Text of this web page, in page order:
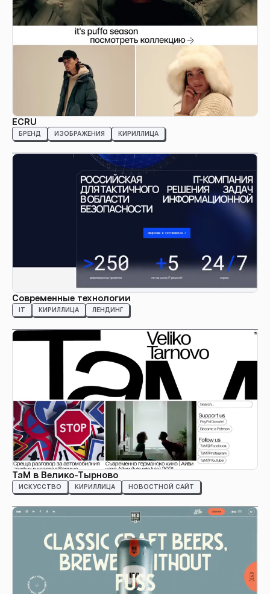
ECRU
БРЕНД ИЗОБРАЖЕНИЯ КИРИЛЛИЦА
Современные технологии
IT КИРИЛЛИЦА ЛЕНДИНГ
ТаМ в Велико-Тырново
ИСКУССТВО КИРИЛЛИЦА НОВОСТНОЙ САЙТ